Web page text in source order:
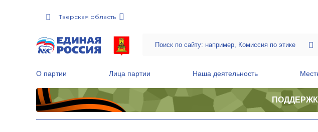
Тверская область
О партии Лица партии Наша деятельность